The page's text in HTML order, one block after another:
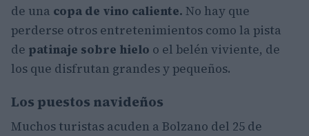
de una copa de vino caliente. No hay que
perderse otros entretenimientos como la pista
de patinaje sobre hielo o el belén viviente, de
los que disfrutan grandes y pequeños.
Los puestos navideños
Muchos turistas acuden a Bolzano del 25 de